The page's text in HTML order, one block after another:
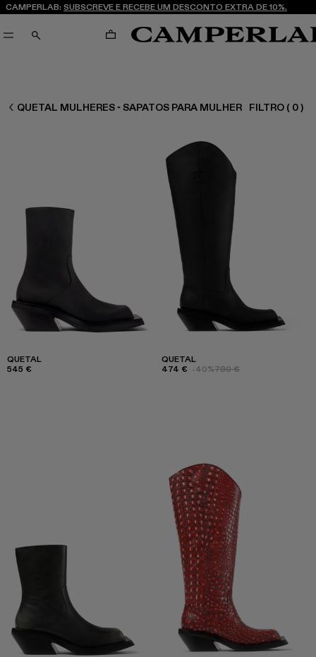
CAMPERLAB: SUBSCREVE E RECEBE UM DESCONTO EXTRA DE 10%.
PESQUISAR CARRINHO
MULHER SAPATOS
QUETAL MULHERES - SAPATOS PARA MULHER FILTRO ( 0)
QUETAL
545 €
QUETAL
474 € -40%790 €